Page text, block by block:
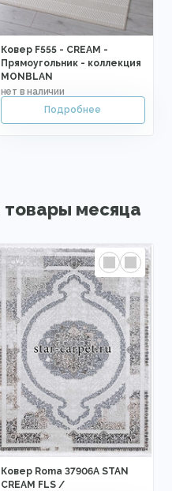
Ковер F555 - CREAM -
Прямоугольник - коллекция
MONBLAN
месяца
Ковер Roma 37906A STAN
CREAM FLS /